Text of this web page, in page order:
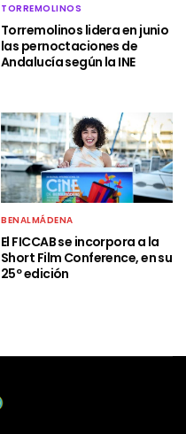
TORREMOLINOS
Torremolinos lidera en junio
las pernoctaciones de
Andalucía según la INE
BENALMÁDENA
El FICCAB se incorpora a la
Short Film Conference, en su
25º edición